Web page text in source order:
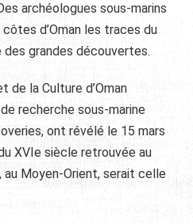
archéologues sous-marins
d’Oman les traces du
des grandes découvertes.
de la Culture d’Oman
recherche sous-marine
ont révélé le 15 mars
XVIe siècle retrouvée au
au Moyen-Orient, serait celle